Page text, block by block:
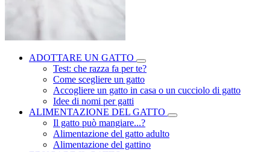
ADOTTARE UN GATTO
Test: che razza fa per te?
Come scegliere un gatto
Accogliere un gatto in casa o un cucciolo di gatto
Idee di nomi per gatti
ALIMENTAZIONE DEL GATTO
Il gatto può mangiare...?
Alimentazione del gatto adulto
Alimentazione del gattino